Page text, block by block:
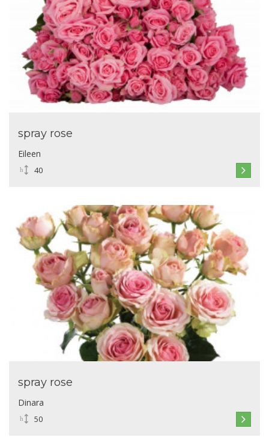
spray rose
Eileen
40
spray rose
Dinara
50